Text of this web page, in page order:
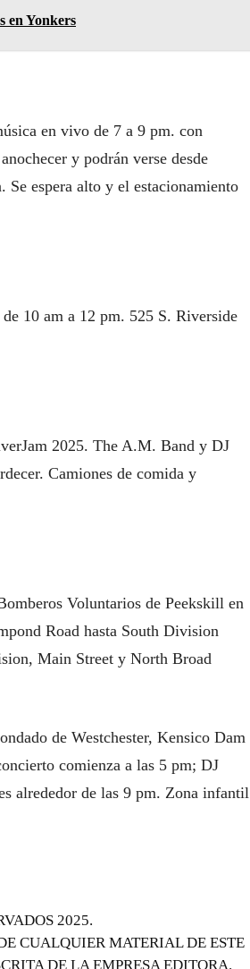
en Yonkers
en vivo de 7 a 9 pm. con
y podrán verse desde
espera alto y el estacionamiento
10 am a 12 pm. 525 S. Riverside
2025. The A.M. Band y DJ
Camiones de comida y
Voluntarios de Peekskill en
Road hasta South Division
Main Street y North Broad
de Westchester, Kensico Dam
comienza a las 5 pm; DJ
alrededor de las 9 pm. Zona infantil
2025.
CUALQUIER MATERIAL DE ESTE
DE LA EMPRESA EDITORA.